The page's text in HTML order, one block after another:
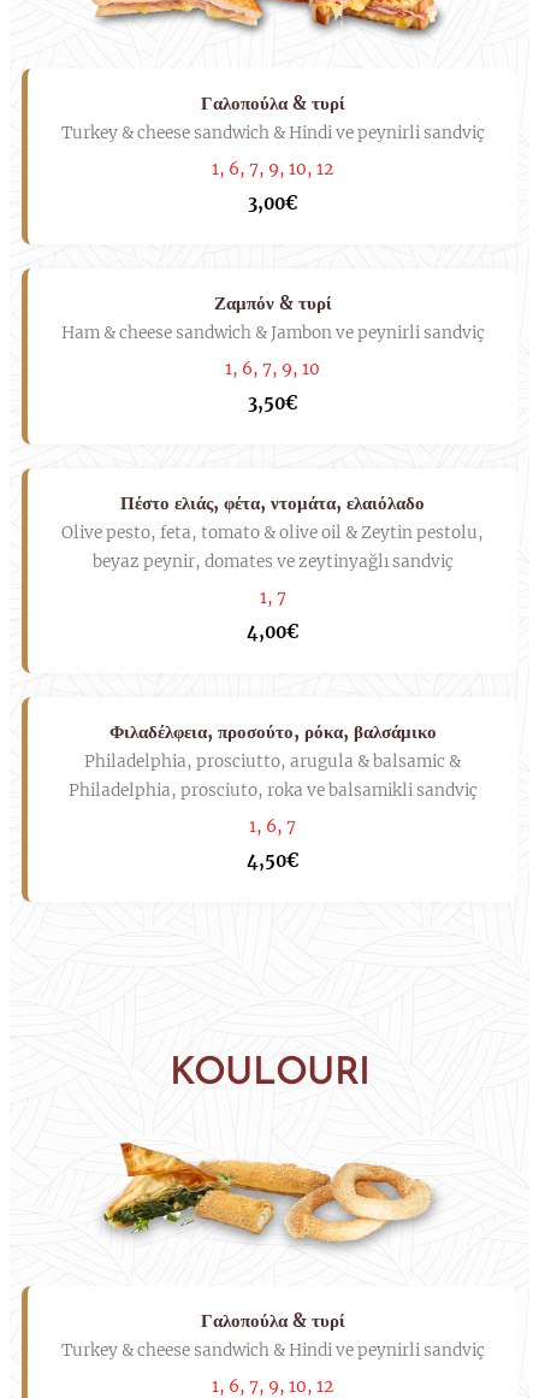
Γαλοπούλα & τυρί
Turkey & cheese sandwich & Hindi ve peynirli sandviç
1, 6, 7, 9, 10, 12
3,00€
Ζαμπόν & τυρί
Ham & cheese sandwich & Jambon ve peynirli sandviç
1, 6, 7, 9, 10
3,50€
Πέστο ελιάς, φέτα, ντομάτα, ελαιόλαδο
Olive pesto, feta, tomato & olive oil & Zeytin pestolu,
beyaz peynir, domates ve zeytinyağlı sandviç
1, 7
4,00€
Φιλαδέλφεια, προσούτο, ρόκα, βαλσάμικο
Philadelphia, prosciutto, arugula & balsamic &
Philadelphia, prosciuto, roka ve balsamikli sandviç
1, 6, 7
4,50€
KOULOURI
Γαλοπούλα & τυρί
Turkey & cheese sandwich & Hindi ve peynirli sandviç
1, 6, 7, 9, 10, 12